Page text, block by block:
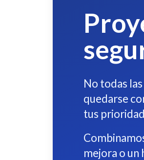
No todas
quedarse
tus
mejora o un